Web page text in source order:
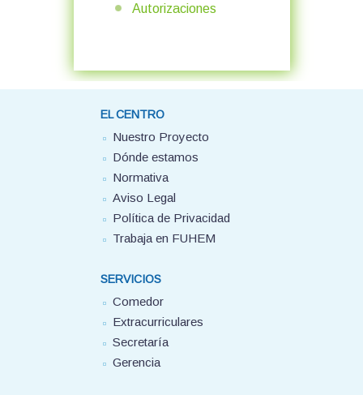
Autorizaciones
EL CENTRO
Nuestro Proyecto
Dónde estamos
Normativa
Aviso Legal
Política de Privacidad
Trabaja en FUHEM
SERVICIOS
Comedor
Extracurriculares
Secretaría
Gerencia